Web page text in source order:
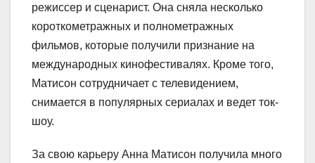
режиссер и сценарист. Она сняла несколько
короткометражных и полнометражных
фильмов, которые получили признание на
международных кинофестивалях. Кроме того,
Матисон сотрудничает с телевидением,
снимается в популярных сериалах и ведет ток-
шоу.
За свою карьеру Анна Матисон получила много